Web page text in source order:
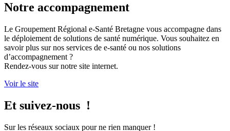
Notre accompagnement
Le Groupement Régional e-Santé Bretagne vous accompagne dans
le déploiement de solutions de santé numérique. Vous souhaitez en
savoir plus sur nos services de e-santé ou nos solutions
d’accompagnement ?
Rendez-vous sur notre site internet.
Voir le site
Et suivez-nous !
Sur les réseaux sociaux pour ne rien manquer !